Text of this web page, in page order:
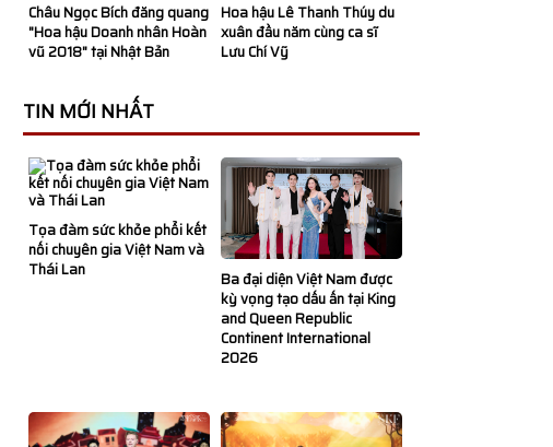
Châu Ngọc Bích đăng quang
"Hoa hậu Doanh nhân Hoàn
vũ 2018" tại Nhật Bản
Hoa hậu Lê Thanh Thúy du
xuân đầu năm cùng ca sĩ
Lưu Chí Vỹ
TIN MỚI NHẤT
Tọa đàm sức khỏe phổi kết
nối chuyên gia Việt Nam và
Thái Lan
Ba đại diện Việt Nam được
kỳ vọng tạo dấu ấn tại King
and Queen Republic
Continent International
2026